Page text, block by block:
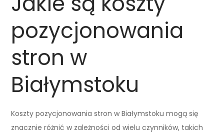
pozycjonowania
stron w
Białymstoku
Koszty pozycjonowania stron w Białymstoku mogą się
znacznie różnić w zależności od wielu czynników, takich